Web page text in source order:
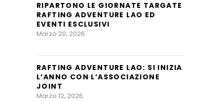
RIPARTONO LE GIORNATE TARGATE
RAFTING ADVENTURE LAO ED
EVENTI ESCLUSIVI
Marzo 20, 2026
RAFTING ADVENTURE LAO: SI INIZIA
L’ANNO CON L’ASSOCIAZIONE
JOINT
Marzo 12, 2026